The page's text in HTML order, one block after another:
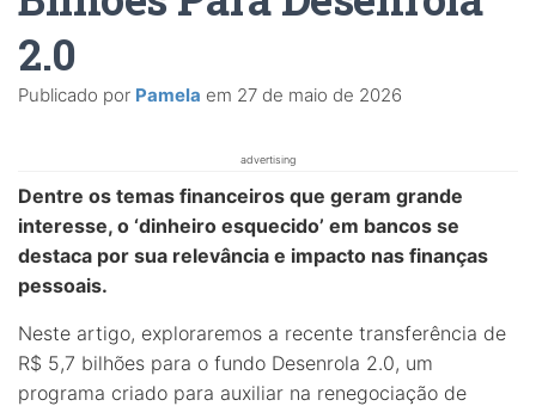
n
2.0
Publicado por Pamela em 27 de maio de 2026
advertising
Dentre os temas financeiros que geram grande
interesse, o ‘dinheiro esquecido’ em bancos se
destaca por sua relevância e impacto nas finanças
pessoais.
Neste artigo, exploraremos a recente transferência de
R$ 5,7 bilhões para o fundo Desenrola 2.0, um
programa criado para auxiliar na renegociação de